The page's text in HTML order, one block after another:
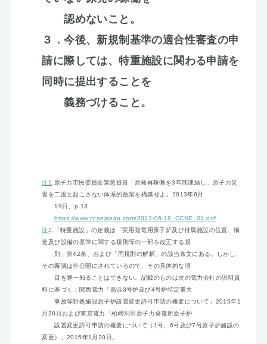
認めないこと。
３．今後、新規制基準の適合性審査の申
請に際しては、特重施設に関わる申請を
同時に提出することを
義務づけること。
注1
.原子力市民委員会緊急提言「原発再稼働を3年間凍結し、原子力災
害を二度と起こさない体系的政策を構築せよ」2013年6月
19日、p.13
https://www.ccnejapan.com/2013-06-19_CCNE_01.pdf
注2
.「特重施設」の定義は「実用発電用原子炉及び付属施設の位置、構
造及び設備の基準に関する規則等の一部を改正する規
則」第42条、および「同規則の解釈」の該当条文にある。しかし、
その審議は非公開にされているので、その具体的な項
目を逐一知ることはできない。記載のものは次の電力会社の説明資
料に基づく：関西電力「高浜3号炉及び4号炉特定重大
事故等対処施設原子炉設置変更許可申請の概要について」2015年1
月20日および東京電力「柏崎刈羽原子力発電所原子炉
設置変更許可申請の概要について（1号、6号及び7号原子炉施設の
変更）」2015年1月20日。